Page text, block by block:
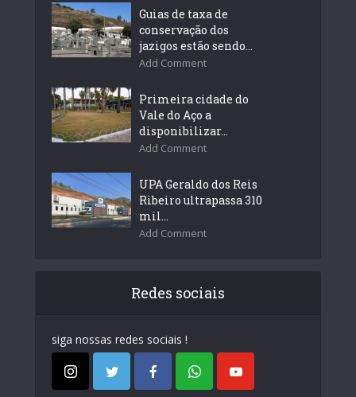
Guias de taxa de
conservação dos
jazigos estão sendo...
Add Comment
Primeira cidade do
Vale do Aço a
disponibilizar...
Add Comment
UPA Geraldo dos Reis
Ribeiro ultrapassa 310
mil...
Add Comment
Redes sociais
siga nossas redes sociais !